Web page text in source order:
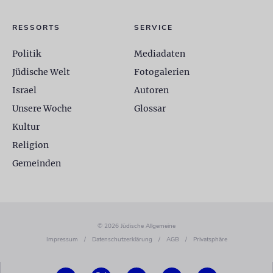
RESSORTS
Politik
Jüdische Welt
Israel
Unsere Woche
Kultur
Religion
Gemeinden
SERVICE
Mediadaten
Fotogalerien
Autoren
Glossar
© 2026 Jüdische Allgemeine
Impressum
/ Datenschutzerklärung / AGB / Privatsphäre